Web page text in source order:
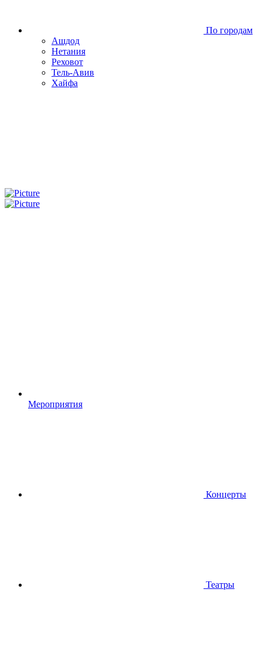
По городам
Ашдод
Нетания
Реховот
Тель-Авив
Хайфа
Мероприятия
Концерты
Театры